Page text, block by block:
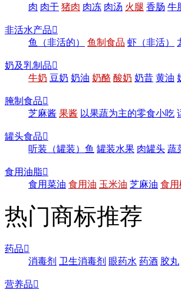
肉 肉干 猪肉 肉冻 肉汤 火腿 香肠 牛
非活水产品
鱼（非活的）
鱼制食品 虾（非活）
奶及乳制品
牛奶 豆奶 奶油 奶酪 酸奶 奶昔 黄油
腌制食品
芝麻酱 果酱 以果蔬为主的零食小吃
罐头食品
听装（罐装）鱼 罐装水果 肉罐头 蔬
食用油脂
食用菜油 食用油 玉米油 芝麻油 食用
热门商标推荐
药品
消毒剂 卫生消毒剂 眼药水 药酒 胶丸
营养品